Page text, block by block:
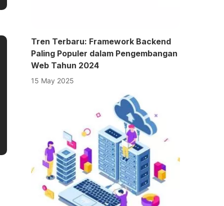
Tren Terbaru: Framework Backend
Paling Populer dalam Pengembangan
Web Tahun 2024
15 May 2025